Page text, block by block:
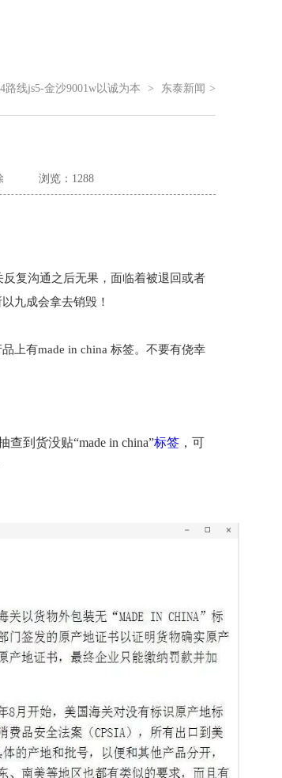
路线js5-金沙9001w以诚为本 > 东泰新闻 >
浏览：1288
复沟通之后无果，面临着被退回或者
九成会拿去销毁！
上有made in china 标签。不要有侥幸
到货没贴“made in china”标签 ，可